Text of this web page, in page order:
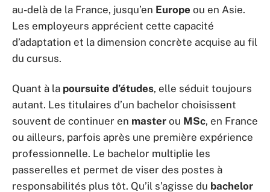
au-delà de la France, jusqu’en Europe ou en Asie.
Les employeurs apprécient cette capacité
d’adaptation et la dimension concrète acquise au fil
du cursus.
Quant à la poursuite d’études, elle séduit toujours
autant. Les titulaires d’un bachelor choisissent
souvent de continuer en master ou MSc, en France
ou ailleurs, parfois après une première expérience
professionnelle. Le bachelor multiplie les
passerelles et permet de viser des postes à
responsabilités plus tôt. Qu’il s’agisse du bachelor